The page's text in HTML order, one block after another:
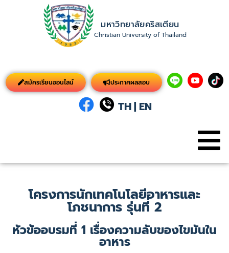
มหาวิทยาลัยคริสเตียน
Christian University of Thailand
สมัครเรียนออนไลน์ ประกาศผลสอบ
TH| EN
โครงการนักเทคโนโลยีอาหารและ
โภชนาการ รุ่นที่ 2
หัวข้ออบรมที่ 1 เรื่องความลับของไขมันใน
อาหาร